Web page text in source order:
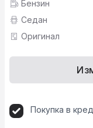
Бензин
Седан
Оригинал
Покупка в